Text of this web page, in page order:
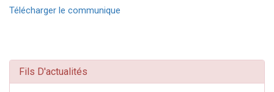
Télécharger le communique
Fils D'actualités